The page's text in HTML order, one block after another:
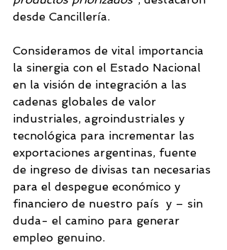
desde Cancillería.
Consideramos de vital importancia
la sinergia con el Estado Nacional
en la visión de integración a las
cadenas globales de valor
industriales, agroindustriales y
tecnológica para incrementar las
exportaciones argentinas, fuente
de ingreso de divisas tan necesarias
para el despegue económico y
financiero de nuestro país  y – sin
duda- el camino para generar
empleo genuino.